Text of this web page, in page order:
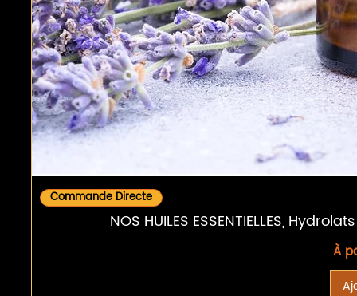
Commande Directe
NOS HUILES ESSENTIELLES,
À